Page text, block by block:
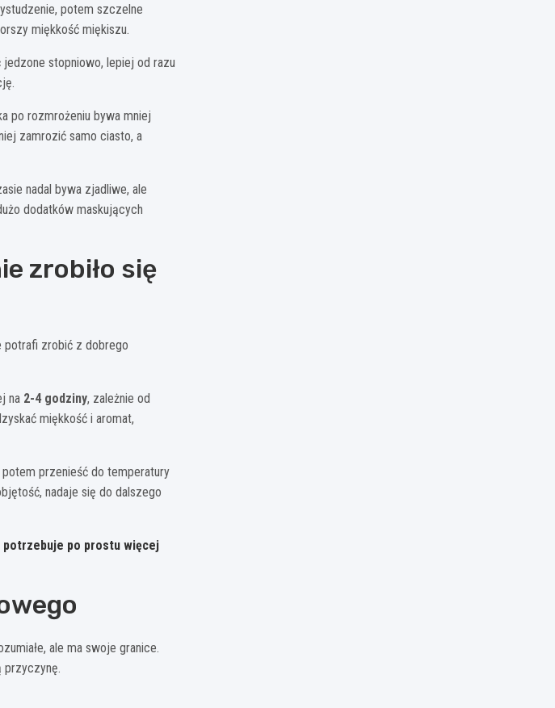
potem szczelne
miękkość miękiszu.
jedzone stopniowo, lepiej od razu
po rozmrożeniu bywa mniej
zamrozić samo ciasto, a
nadal bywa zjadliwe, ale
dodatków maskujących
zrobiło się
potrafi zrobić z dobrego
na 2-4 godziny, zależnie od
miękkość i aromat,
przenieść do temperatury
nadaje się do dalszego
potrzebuje po prostu więcej
ale ma swoje granice.
przyczynę.